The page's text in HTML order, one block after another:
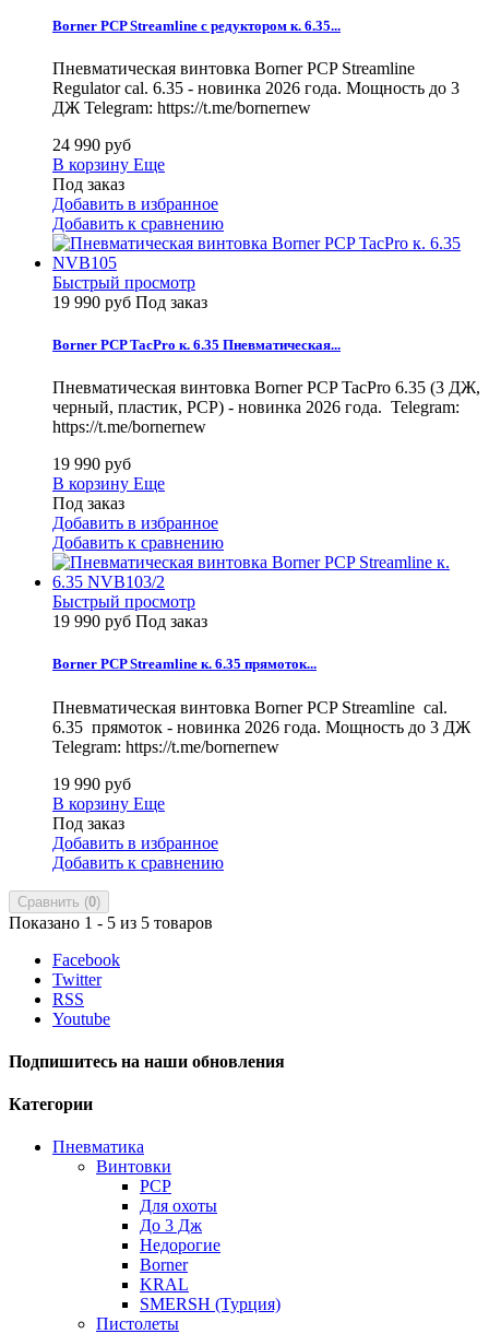
Borner PCP Streamline с редуктором к. 6.35...
Пневматическая винтовка Borner PCP Streamline
Regulator cal. 6.35 - новинка 2026 года. Мощность до 3
ДЖ Telegram: https://t.me/bornernew
24 990 руб
В корзину Еще
Под заказ
Добавить в избранное
Добавить к сравнению
Быстрый просмотр
19 990 руб Под заказ
Borner PCP TacPro к. 6.35 Пневматическая...
Пневматическая винтовка Borner PCP TacPro 6.35 (3 ДЖ,
черный, пластик, PCP) - новинка 2026 года. Telegram:
https://t.me/bornernew
19 990 руб
В корзину Еще
Под заказ
Добавить в избранное
Добавить к сравнению
Быстрый просмотр
19 990 руб Под заказ
Borner PCP Streamline к. 6.35 прямоток...
Пневматическая винтовка Borner PCP Streamline cal.
6.35 прямоток - новинка 2026 года. Мощность до 3 ДЖ
Telegram: https://t.me/bornernew
19 990 руб
В корзину Еще
Под заказ
Добавить в избранное
Добавить к сравнению
Сравнить (0)
Показано 1 - 5 из 5 товаров
Facebook
Twitter
RSS
Youtube
Подпишитесь на наши обновления
Категории
Пневматика
Винтовки
PCP
Для охоты
До 3 Дж
Недорогие
Borner
KRAL
SMERSH (Турция)
Пистолеты